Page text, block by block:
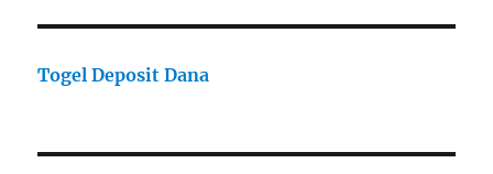
Togel Deposit Dana